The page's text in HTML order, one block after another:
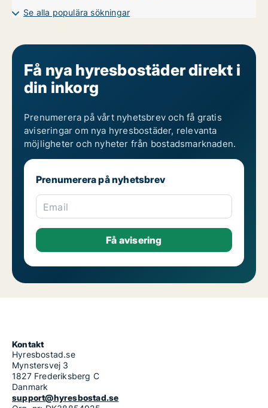
Se alla populära sökningar
Få nya hyresbostäder direkt i
din inkorg
Prenumerera på vårt nyhetsbrev och få gratis
aviseringar om nya hyresbostäder, relevanta
möjligheter och nyheter från bostadsmarknaden.
Prenumerera på nyhetsbrev
Email
Kontakt
Hyresbostad.se
Mynstersvej 3
1827 Frederiksberg C
Danmark
support@hyresbostad.se